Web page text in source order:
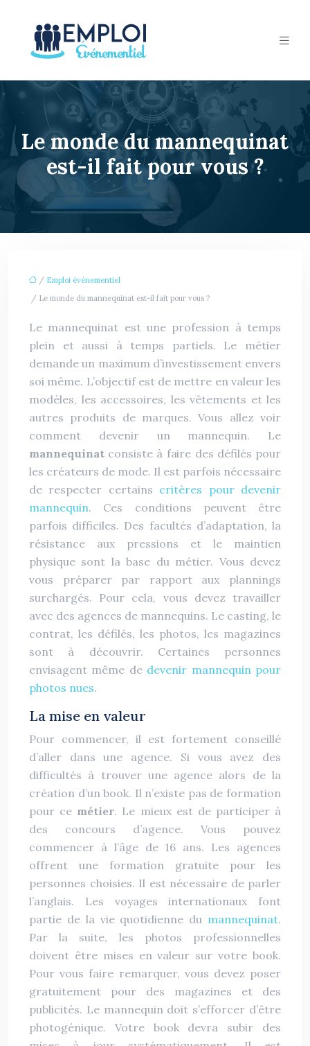
Le monde du mannequinat
est-il fait pour vous ?
/ Emploi événementiel
/ Le monde du mannequinat est-il fait pour vous ?
Le mannequinat est une profession à temps
plein et aussi à temps partiels. Le métier
demande un maximum d’investissement envers
soi même. L’objectif est de mettre en valeur les
modèles, les accessoires, les vêtements et les
autres produits de marques. Vous allez voir
comment devenir un mannequin. Le
mannequinat consiste à faire des défilés pour
les créateurs de mode. Il est parfois nécessaire
de respecter certains critères pour devenir
mannequin. Ces conditions peuvent être
parfois difficiles. Des facultés d’adaptation, la
résistance aux pressions et le maintien
physique sont la base du métier. Vous devez
vous préparer par rapport aux plannings
surchargés. Pour cela, vous devez travailler
avec des agences de mannequins. Le casting, le
contrat, les défilés, les photos, les magazines
sont à découvrir. Certaines personnes
envisagent même de devenir mannequin pour
photos nues.
La mise en valeur
Pour commencer, il est fortement conseillé
d’aller dans une agence. Si vous avez des
difficultés à trouver une agence alors de la
création d’un book. Il n’existe pas de formation
pour ce métier. Le mieux est de participer à
des concours d’agence. Vous pouvez
commencer à l’âge de 16 ans. Les agences
offrent une formation gratuite pour les
personnes choisies. Il est nécessaire de parler
l’anglais. Les voyages internationaux font
partie de la vie quotidienne du mannequinat.
Par la suite, les photos professionnelles
doivent être mises en valeur sur votre book.
Pour vous faire remarquer, vous devez poser
gratuitement pour des magazines et des
publicités. Le mannequin doit s’efforcer d’être
photogénique. Votre book devra subir des